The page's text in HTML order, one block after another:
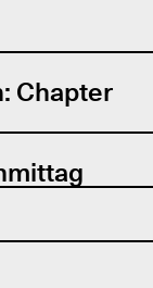
Chapter